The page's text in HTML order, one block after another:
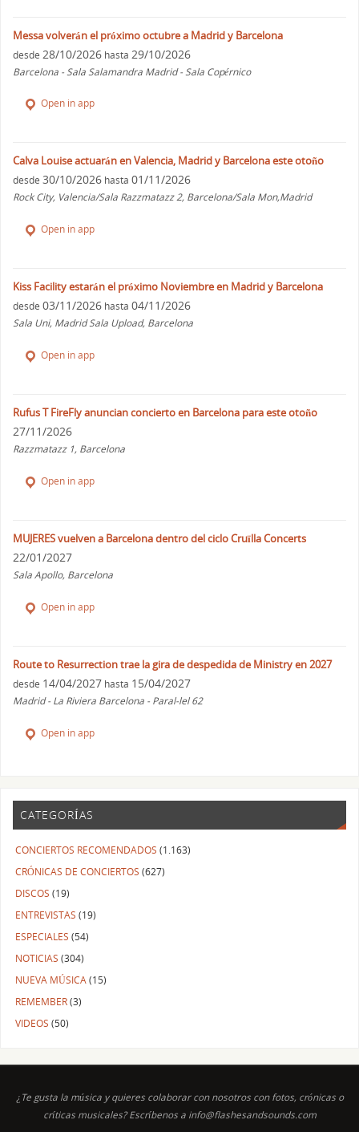
Messa volverán el próximo octubre a Madrid y Barcelona
desde 28/10/2026 hasta 29/10/2026
Barcelona - Sala Salamandra Madrid - Sala Copérnico
Open in app
Calva Louise actuarán en Valencia, Madrid y Barcelona este otoño
desde 30/10/2026 hasta 01/11/2026
Rock City, Valencia/Sala Razzmatazz 2, Barcelona/Sala Mon,Madrid
Open in app
Kiss Facility estarán el próximo Noviembre en Madrid y Barcelona
desde 03/11/2026 hasta 04/11/2026
Sala Uni, Madrid Sala Upload, Barcelona
Open in app
Rufus T FireFly anuncian concierto en Barcelona para este otoño
27/11/2026
Razzmatazz 1, Barcelona
Open in app
MUJERES vuelven a Barcelona dentro del ciclo Cruïlla Concerts
22/01/2027
Sala Apollo, Barcelona
Open in app
Route to Resurrection trae la gira de despedida de Ministry en 2027
desde 14/04/2027 hasta 15/04/2027
Madrid - La Riviera Barcelona - Paral-lel 62
Open in app
CATEGORÍAS
CONCIERTOS RECOMENDADOS (1.163)
CRÓNICAS DE CONCIERTOS (627)
DISCOS (19)
ENTREVISTAS (19)
ESPECIALES (54)
NOTICIAS (304)
NUEVA MÚSICA (15)
REMEMBER(3)
VIDEOS (50)
¿Te gusta la música y quieres colaborar con nosotros con fotos, crónicas o
críticas musicales? Escríbenos a info@flashesandsounds.com